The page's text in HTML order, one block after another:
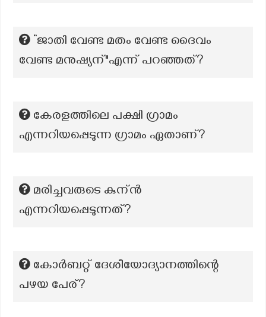
“ജാതി വേണ്ട മതം വേണ്ട ദൈവം
വേണ്ട മനുഷ്യന്"എന്ന് പറഞ്ഞത്?
കേരളത്തിലെ പക്ഷി ഗ്രാമം
എന്നറിയപ്പെടുന്ന ഗ്രാമം ഏതാണ്?
മരിച്ചവരുടെ കുന്ന്‍
എന്നറിയപ്പെടുന്നത്?
കോർബറ്റ് ദേശീയോദ്യാനത്തിന്റെ
പഴയ പേര്?